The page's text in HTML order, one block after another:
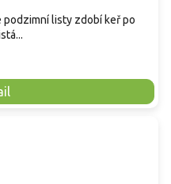
listy zdobí keř po